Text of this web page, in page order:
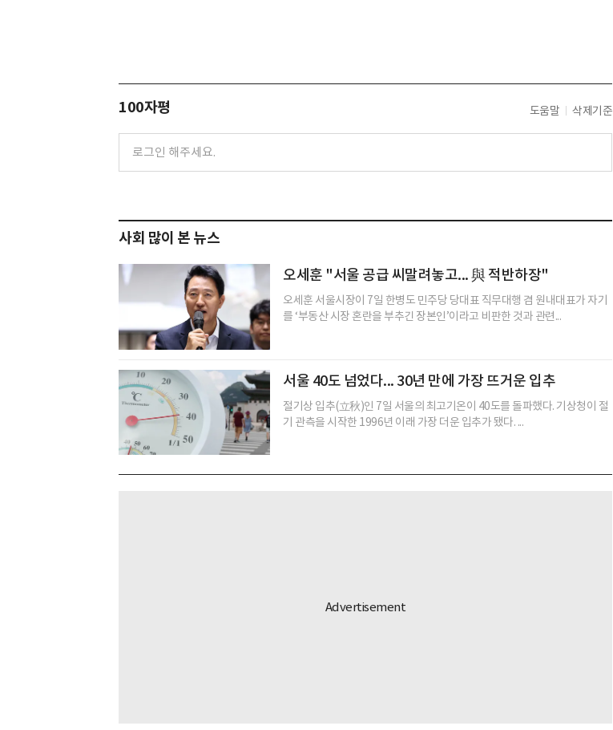
100자평 도움말 삭제기준
사회 많이 본 뉴스
오세훈 "서울 공급 씨말려놓고... 與 적반하장"
오세훈 서울시장이 7일 한병도 민주당 당대표 직무대행 겸 원내대표가 자기
를 ‘부동산 시장 혼란을 부추긴 장본인’이라고 비판한 것과 관련...
서울 40도 넘었다... 30년 만에 가장 뜨거운 입추
절기상 입추(立秋)인 7일 서울의 최고기온이 40도를 돌파했다. 기상청이 절
기 관측을 시작한 1996년 이래 가장 더운 입추가 됐다. ...